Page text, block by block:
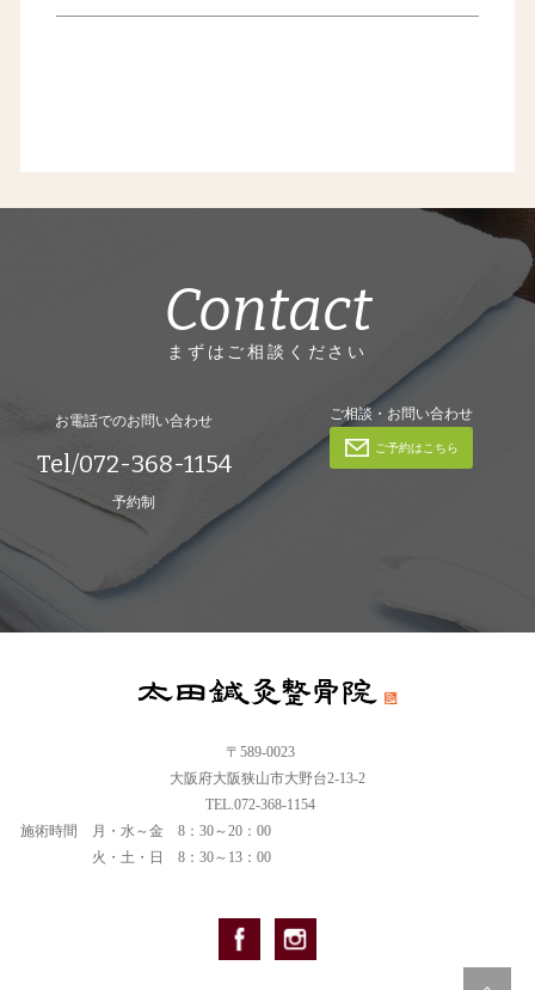
Contact
まずはご相談ください
お電話でのお問い合わせ
Tel/072-368-1154
予約制
ご相談・お問い合わせ
ご予約はこちら
〒589-0023
大阪府大阪狭山市大野台2-13-2
TEL.072-368-1154
施術時間
月・水～金 8：30～20：00
火・土・日 8：30～13：00